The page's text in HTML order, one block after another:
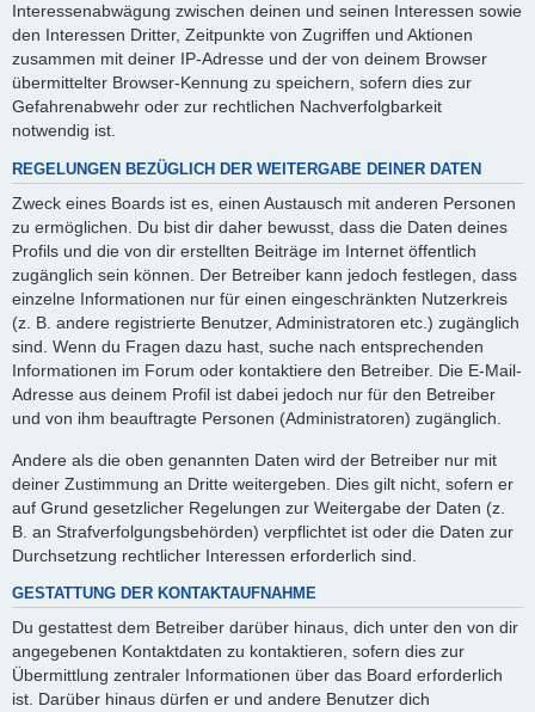
Interessenabwägung zwischen deinen und seinen Interessen sowie
den Interessen Dritter, Zeitpunkte von Zugriffen und Aktionen
zusammen mit deiner IP-Adresse und der von deinem Browser
übermittelter Browser-Kennung zu speichern, sofern dies zur
Gefahrenabwehr oder zur rechtlichen Nachverfolgbarkeit
notwendig ist.
REGELUNGEN BEZÜGLICH DER WEITERGABE DEINER DATEN
Zweck eines Boards ist es, einen Austausch mit anderen Personen
zu ermöglichen. Du bist dir daher bewusst, dass die Daten deines
Profils und die von dir erstellten Beiträge im Internet öffentlich
zugänglich sein können. Der Betreiber kann jedoch festlegen, dass
einzelne Informationen nur für einen eingeschränkten Nutzerkreis
(z. B. andere registrierte Benutzer, Administratoren etc.) zugänglich
sind. Wenn du Fragen dazu hast, suche nach entsprechenden
Informationen im Forum oder kontaktiere den Betreiber. Die E-Mail-
Adresse aus deinem Profil ist dabei jedoch nur für den Betreiber
und von ihm beauftragte Personen (Administratoren) zugänglich.
Andere als die oben genannten Daten wird der Betreiber nur mit
deiner Zustimmung an Dritte weitergeben. Dies gilt nicht, sofern er
auf Grund gesetzlicher Regelungen zur Weitergabe der Daten (z.
B. an Strafverfolgungsbehörden) verpflichtet ist oder die Daten zur
Durchsetzung rechtlicher Interessen erforderlich sind.
GESTATTUNG DER KONTAKTAUFNAHME
Du gestattest dem Betreiber darüber hinaus, dich unter den von dir
angegebenen Kontaktdaten zu kontaktieren, sofern dies zur
Übermittlung zentraler Informationen über das Board erforderlich
ist. Darüber hinaus dürfen er und andere Benutzer dich